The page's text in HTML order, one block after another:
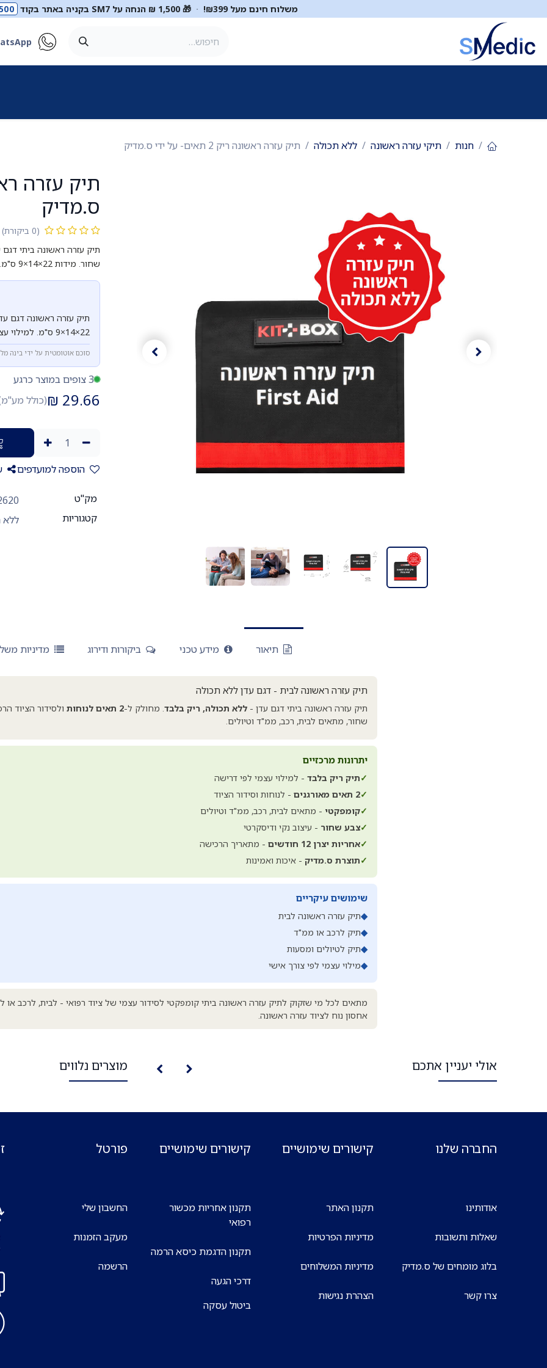
משלוח חינם מעל ₪399! · 🎁 1,500 ₪ הנחה על SM7 בקניה באתר בקוד
חנות תיקי עזרה ראשונה ללא תכולה תיק עזרה ראשונה ריק 2 תאים- על ידי ס.מדיק
ס.מדיק
(0 ביקורת)
שחור. מידות 22×14×9 ס"מ. אחריות 12 חודשים על המוצר.
22×14×9 ס"מ. למילוי עצמי לפי דרישה. אחריות 12 חודשים.
סוכם אוטומטית על ידי בינה
3 צופים במוצר כרגע
29.66
₪(כולל
הוספה למועדפים
מק"ט
קטגוריות
ללא
תיאור מידע טכני ביקורות ודירוג מדיניות
תיק עזרה ראשונה לבית - דגם עדן ללא תכולה
תיק עזרה ראשונה ביתי דגם עדן - ללא תכולה, ריק בלבד. מחולק ל-2 תאים לנוחות
ולסידור הציוד
שחור, מתאים לבית, רכב, ממ"ד וטיולים.
יתרונות מרכזיים
✓תיק ריק בלבד- למילוי עצמי לפי דרישה
✓2 תאים מאורגנים
- לנוחות וסידור הציוד
✓קומפקטי - מתאים לבית, רכב, ממ"ד וטיולים
✓צבע שחור - עיצוב נקי ודיסקרטי
✓אחריות יצרן 12 חודשים
- מתאריך הרכישה
✓תוצרת ס.מדיק- איכות ואמינות
שימושים עיקריים
◆תיק עזרה ראשונה לבית
◆תיק לרכב או ממ"ד
◆תיק לטיולים ומסעות
◆מילוי עצמי לפי צורך אישי
מתאים לכל מי שזקוק לתיק עזרה ראשונה ביתי קומפקטי לסידור עצמי של ציוד רפואי - לבית, לרכב או
אחסון נוח לציוד עזרה ראשונה.
אולי יעניין אתכם מוצרים נלווים
החברה שלנו
אודותינו
שאלות ותשובות
בלוג מומחים של ס.מדיק
צרו קשר
קישורים שימושיים
תקנון האתר
מדיניות הפרטיות
מדיניות המשלוחים
הצהרת נגישות
קישורים שימושיים
תקנון אחריות מכשור
רפואי
תקנון הדגמת כיסא הרמה
דרכי הגעה
ביטול עסקה
פורטל
החשבון שלי
מעקב הזמנות
הרשמה